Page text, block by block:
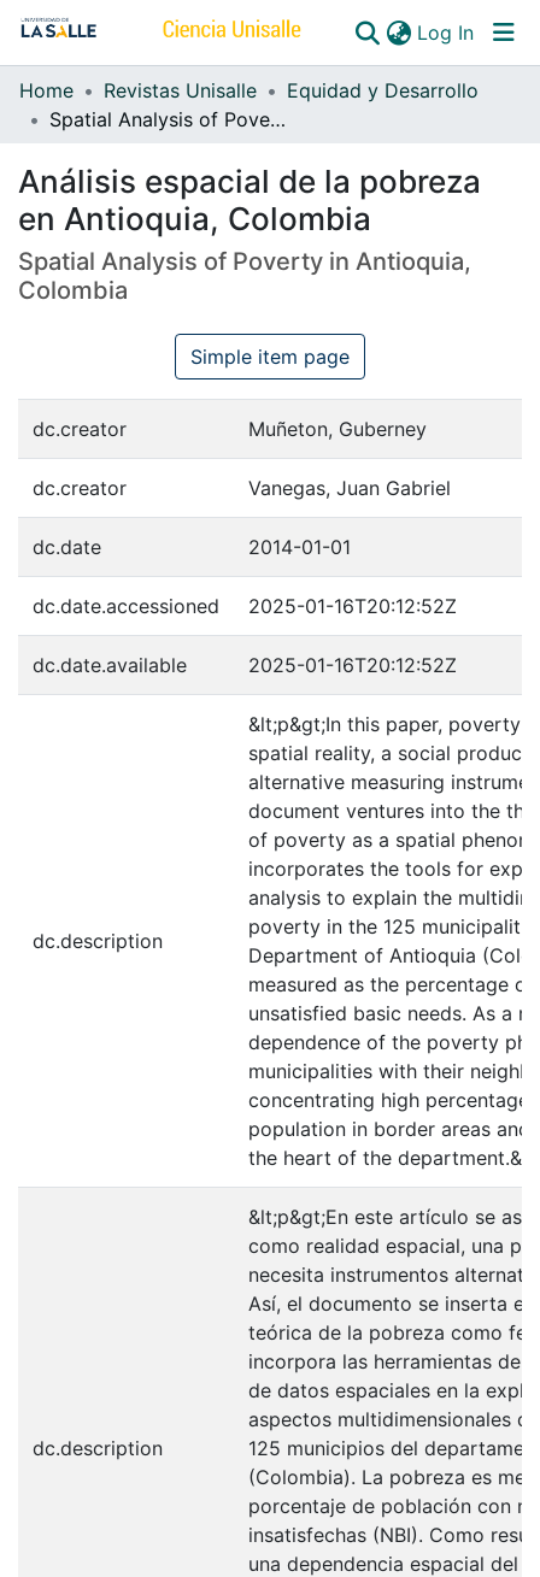
Log In
Communities & Collections
Home Revistas Unisalle
Equidad y Desarrollo
Spatial Analysis of Poverty in Antioquia, Colombia
Análisis espacial de la pobreza
en Antioquia, Colombia
Spatial Analysis of Poverty in Antioquia,
Colombia
Simple item page
dc.creator Muñeton, Guberney
dc.creator Vanegas, Juan Gabriel
dc.date 2014-01-01
dc.date.accessioned 2025-01-16T20:12:52Z
dc.date.available 2025-01-16T20:12:52Z
dc.description
&lt;p&gt;In this paper, poverty
spatial reality, a social
alternative measuring
document ventures into the
of poverty as a spatial
incorporates the tools for
analysis to explain the
poverty in the 125
Department of Antioquia
measured as the percentage
unsatisfied basic needs. As a
dependence of the poverty
municipalities with their
concentrating high
population in border areas and
the heart of the
dc.description
&lt;p&gt;En este artículo se
como realidad espacial, una
necesita instrumentos
Así, el documento se inserta
teórica de la pobreza como
incorpora las herramientas de
de datos espaciales en la
aspectos multidimensionales
125 municipios del
(Colombia). La pobreza es
porcentaje de población con
insatisfechas (NBI). Como
una dependencia espacial del